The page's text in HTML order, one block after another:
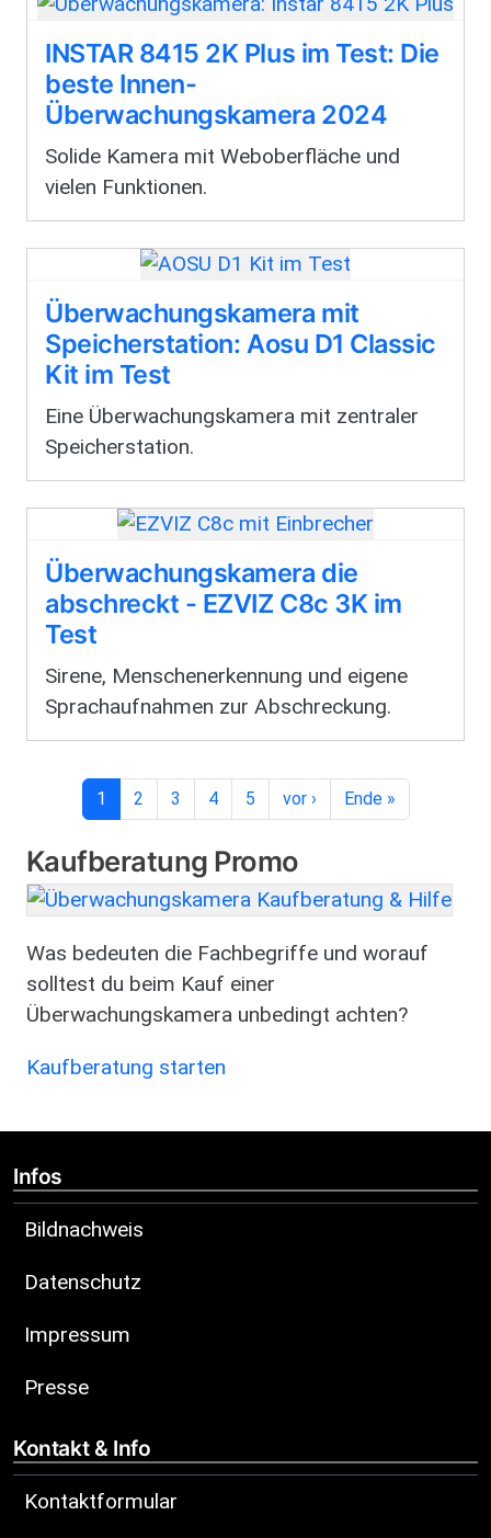
INSTAR 8415 2K Plus im Test: Die
beste Innen-
Überwachungskamera 2024
Solide Kamera mit Weboberfläche und
vielen Funktionen.
Überwachungskamera mit
Speicherstation: Aosu D1 Classic
Kit im Test
Eine Überwachungskamera mit zentraler
Speicherstation.
Überwachungskamera die
abschreckt - EZVIZ C8c 3K im
Test
Sirene, Menschenerkennung und eigene
Sprachaufnahmen zur Abschreckung.
Aktuelle Seite
1 Seite
2 Seite
3 Seite
4 Seite
5 Nächste Seite
vor › Letzte Seite
Ende »
Kaufberatung Promo
Bild
Was bedeuten die Fachbegriffe und worauf
solltest du beim Kauf einer
Überwachungskamera unbedingt achten?
Kaufberatung starten
Infos
Bildnachweis
Datenschutz
Impressum
Presse
Kontakt & Info
Kontaktformular